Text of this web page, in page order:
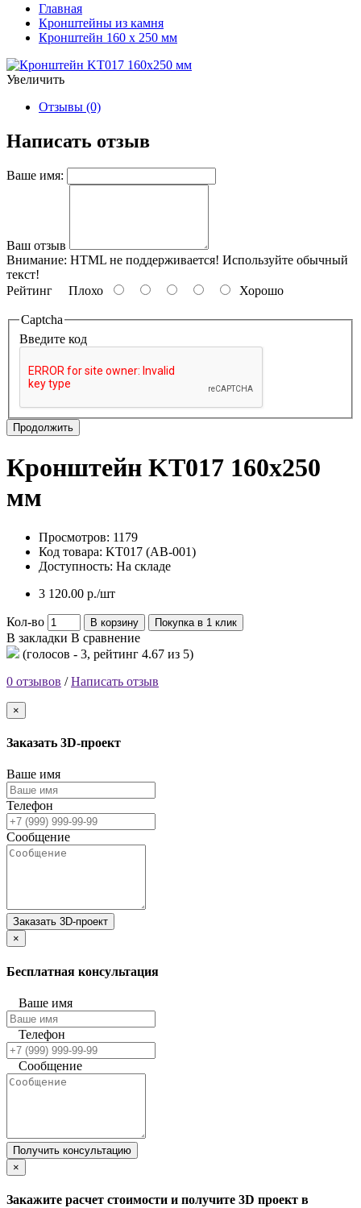
Главная
Кронштейны из камня
Кронштейн 160 х 250 мм
Увеличить
Отзывы (0)
Написать отзыв
Ваше имя:
Ваш отзыв
Внимание: HTML не поддерживается! Используйте обычный
текст!
Рейтинг Плохо Хорошо
Captcha
Введите код
Продолжить
Кронштейн KT017 160х250
мм
Просмотров: 1179
Код товара: KT017 (AB-001)
Доступность: На складе
3 120.00 р./шт
Кол-во В корзину Покупка в 1 клик
В закладки В сравнение
(голосов - 3, рейтинг 4.67 из 5)
0 отзывов /Написать отзыв
×
Заказать 3D-проект
Ваше имя
Телефон
Сообщение
Заказать 3D-проект
×
Бесплатная консультация
Ваше имя
Телефон
Сообщение
Получить консультацию
×
Закажите расчет стоимости и получите 3D проект в